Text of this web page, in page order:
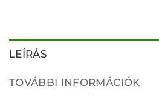
LEÍRÁS
TOVÁBBI INFORMÁCIÓK